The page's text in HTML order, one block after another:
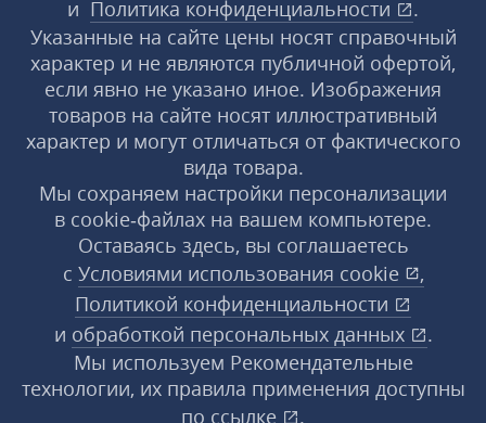
и Политика конфиденциальности
.
Указанные на сайте цены носят справочный
характер и не являются публичной офертой,
если явно не указано иное. Изображения
товаров на сайте носят иллюстративный
характер и могут отличаться от фактического
вида товара.
Мы сохраняем настройки персонализации
в cookie‑файлах на вашем компьютере.
Оставаясь здесь, вы соглашаетесь
с Условиями использования cookie
,
Политикой конфиденциальности
и обработкой персональных данных
.
Мы используем Рекомендательные
технологии, их правила применения доступны
по ссылке
.